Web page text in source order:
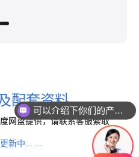
配套资料
网盘提供，请联系客服索取
新中... ...
可以介绍下你们的产品么